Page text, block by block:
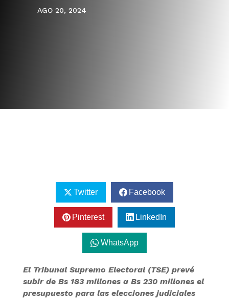
AGO 20, 2024
Twitter Facebook
Pinterest LinkedIn
WhatsApp
El Tribunal Supremo Electoral (TSE) prevé
subir de Bs 183 millones a Bs 230 millones el
presupuesto para las elecciones judiciales